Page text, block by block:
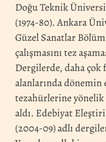
Doğu Teknik
(1974-80). Ankara
Güzel Sanatlar
çalışmasını tez
Dergilerde, daha çok
alanlarında dönemin
tezahürlerine yönelik
aldı. Edebiyat Eleştiri
(2004-09) adlı